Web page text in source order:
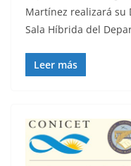
Martínez realizará su
Sala Híbrida del
Leer más